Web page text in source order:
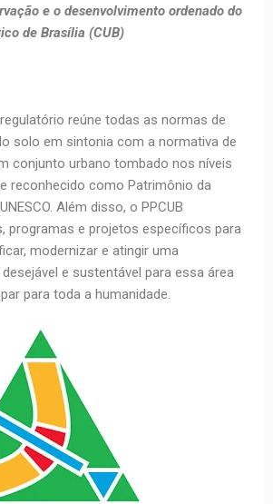
e o desenvolvimento ordenado do
de Brasília (CUB)
reúne todas as normas de
solo em sintonia com a normativa de
conjunto urbano tombado nos níveis
reconhecido como Patrimônio da
Além disso, o PPCUB
programas e projetos específicos para
modernizar e atingir uma
e sustentável para essa área
para toda a humanidade.